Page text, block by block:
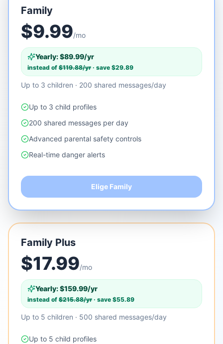
Family
$9.99/mo
Yearly: $89.99/yr
instead of $119.88/yr · save $29.89
Up to 3 children · 200 shared messages/day
Up to 3 child profiles
200 shared messages per day
Advanced parental safety controls
Real-time danger alerts
Elige Family
Family Plus
$17.99/mo
Yearly: $159.99/yr
instead of $215.88/yr · save $55.89
Up to 5 children · 500 shared messages/day
Up to 5 child profiles